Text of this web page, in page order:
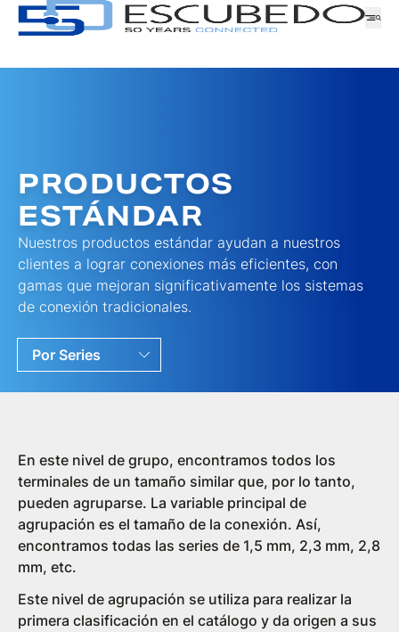
GAMA
SERIE
FAMILIA
Logística
Productos
Noticias
Descargas
ATENCIÓN AL CLIENTE
TRABAJA CON NOSOTROS
PRODUCTOS
ESTÁNDAR
Nuestros productos estándar ayudan a nuestros
clientes a lograr conexiones más eficientes, con
gamas que mejoran significativamente los sistemas
de conexión tradicionales.
Por Series
En este nivel de grupo, encontramos todos los
terminales de un tamaño similar que, por lo tanto,
pueden agruparse. La variable principal de
agrupación es el tamaño de la conexión. Así,
encontramos todas las series de 1,5 mm, 2,3 mm, 2,8
mm, etc.
Este nivel de agrupación se utiliza para realizar la
primera clasificación en el catálogo y da origen a sus